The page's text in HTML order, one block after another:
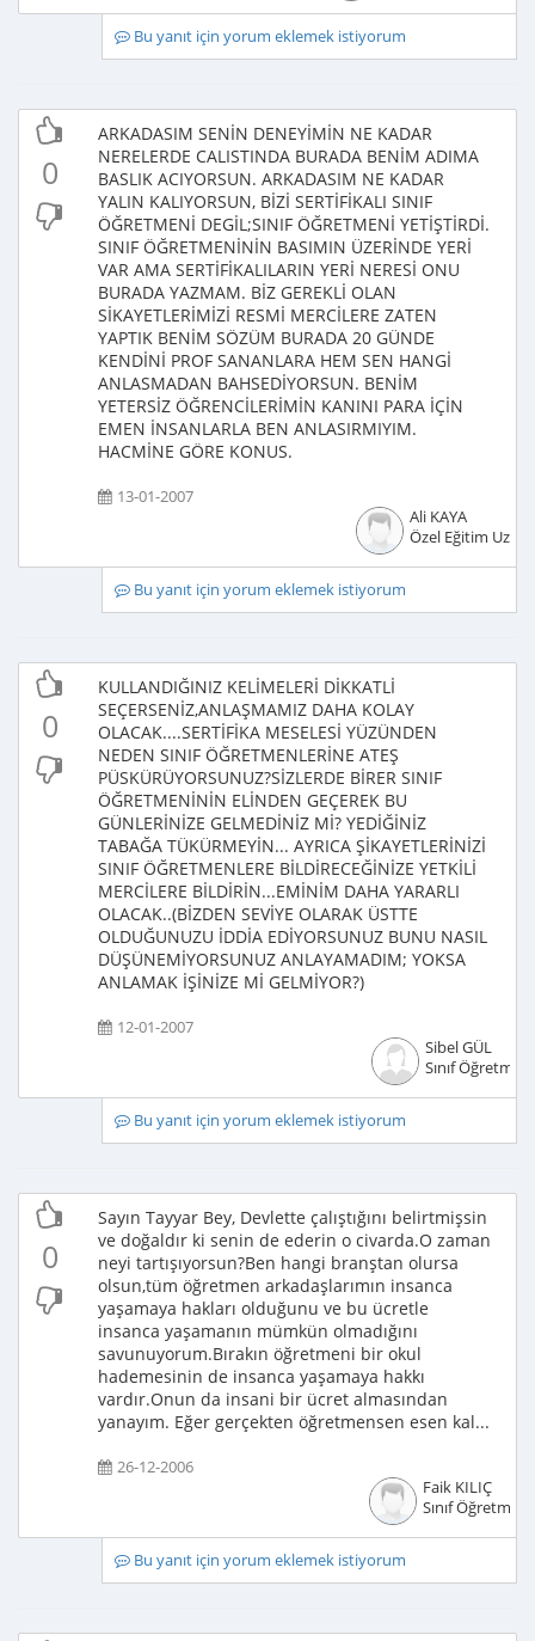
Bu yanıt için yorum eklemek istiyorum
0
ARKADASIM SENİN DENEYİMİN NE KADAR
NERELERDE CALISTINDA BURADA BENİM ADIMA
BASLIK ACIYORSUN. ARKADASIM NE KADAR
YALIN KALIYORSUN, BİZİ SERTİFİKALI SINIF
ÖĞRETMENİ DEGİL;SINIF ÖĞRETMENİ YETİŞTİRDİ.
SINIF ÖĞRETMENİNİN BASIMIN ÜZERİNDE YERİ
VAR AMA SERTİFİKALILARIN YERİ NERESİ ONU
BURADA YAZMAM. BİZ GEREKLİ OLAN
SİKAYETLERİMİZİ RESMİ MERCİLERE ZATEN
YAPTIK BENİM SÖZÜM BURADA 20 GÜNDE
KENDİNİ PROF SANANLARA HEM SEN HANGİ
ANLASMADAN BAHSEDİYORSUN. BENİM
YETERSİZ ÖĞRENCİLERİMİN KANINI PARA İÇİN
EMEN İNSANLARLA BEN ANLASIRMIYIM.
HACMİNE GÖRE KONUS.
13-01-2007
Ali KAYA
Özel Eğitim
Bu yanıt için yorum eklemek istiyorum
0
KULLANDIĞINIZ KELİMELERİ DİKKATLİ
SEÇERSENİZ,ANLAŞMAMIZ DAHA KOLAY
OLACAK....SERTİFİKA MESELESİ YÜZÜNDEN
NEDEN SINIF ÖĞRETMENLERİNE ATEŞ
PÜSKÜRÜYORSUNUZ?SİZLERDE BİRER SINIF
ÖĞRETMENİNİN ELİNDEN GEÇEREK BU
GÜNLERİNİZE GELMEDİNİZ Mİ? YEDİĞİNİZ
TABAĞA TÜKÜRMEYİN... AYRICA ŞİKAYETLERİNİZİ
SINIF ÖĞRETMENLERE BİLDİRECEĞİNİZE YETKİLİ
MERCİLERE BİLDİRİN...EMİNİM DAHA YARARLI
OLACAK..(BİZDEN SEVİYE OLARAK ÜSTTE
OLDUĞUNUZU İDDİA EDİYORSUNUZ BUNU NASIL
DÜŞÜNEMİYORSUNUZ ANLAYAMADIM; YOKSA
ANLAMAK İŞİNİZE Mİ GELMİYOR?)
12-01-2007
Sibel GÜL
Sınıf Öğretmeni
Bu yanıt için yorum eklemek istiyorum
0
Sayın Tayyar Bey, Devlette çalıştığını belirtmişsin
ve doğaldır ki senin de ederin o civarda.O zaman
neyi tartışıyorsun?Ben hangi branştan olursa
olsun,tüm öğretmen arkadaşlarımın insanca
yaşamaya hakları olduğunu ve bu ücretle
insanca yaşamanın mümkün olmadığını
savunuyorum.Bırakın öğretmeni bir okul
hademesinin de insanca yaşamaya hakkı
vardır.Onun da insani bir ücret almasından
yanayım. Eğer gerçekten öğretmensen esen kal...
26-12-2006
Faik KILIÇ
Sınıf Öğretmeni
Bu yanıt için yorum eklemek istiyorum